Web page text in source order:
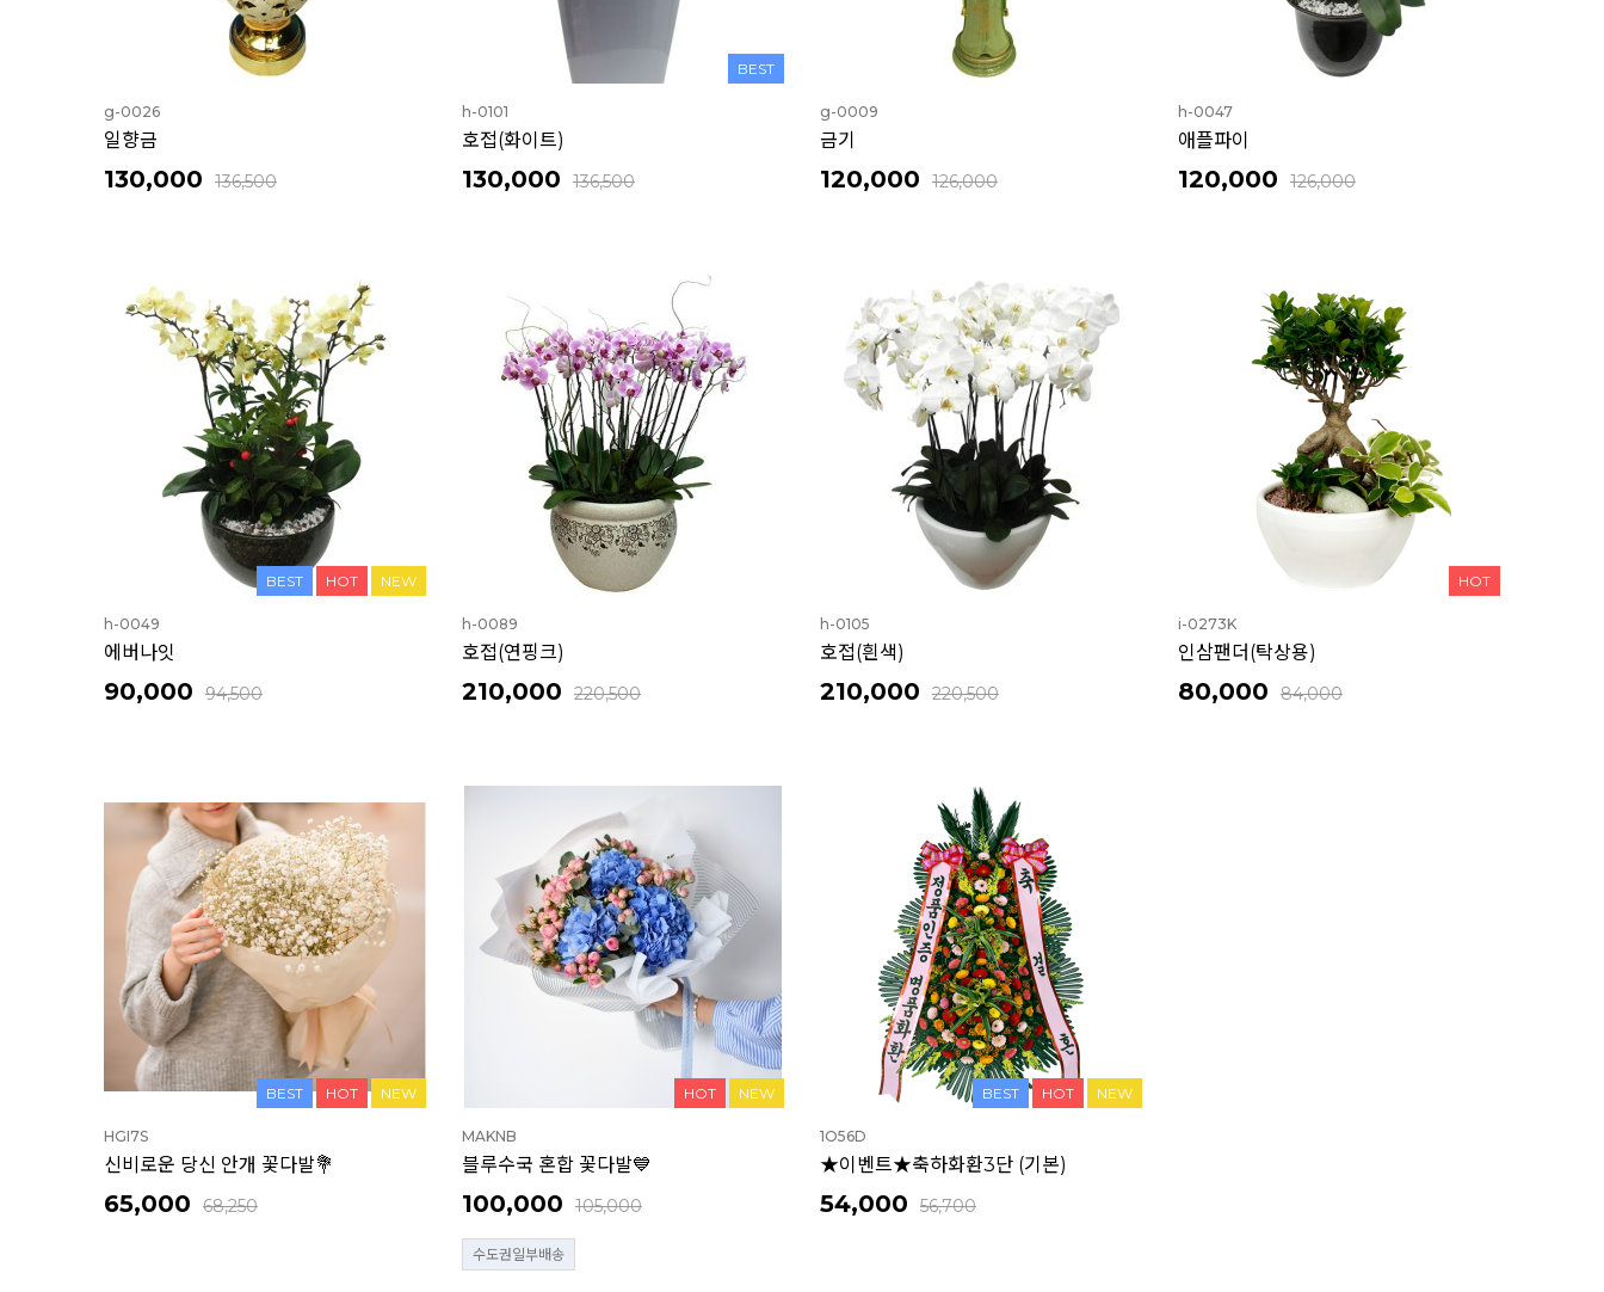
g-0026
일향금
130,000 136,500
BEST
h-0101
호접(화이트)
130,000 136,500
g-0009
금기
120,000 126,000
h-0047
애플파이
120,000 126,000
BEST HOT NEW
h-0049
에버나잇
90,000 94,500
h-0089
호접(연핑크)
210,000 220,500
h-0105
호접(흰색)
210,000 220,500
HOT
i-0273K
인삼팬더(탁상용)
80,000 84,000
BEST HOT NEW
HGI7S
신비로운 당신 안개 꽃다발💐
65,000 68,250
HOT NEW
MAKNB
블루수국 혼합 꽃다발💙
100,000 105,000
수도권일부배송
BEST HOT NEW
1O56D
★이벤트★축하화환3단 (기본)
54,000 56,700